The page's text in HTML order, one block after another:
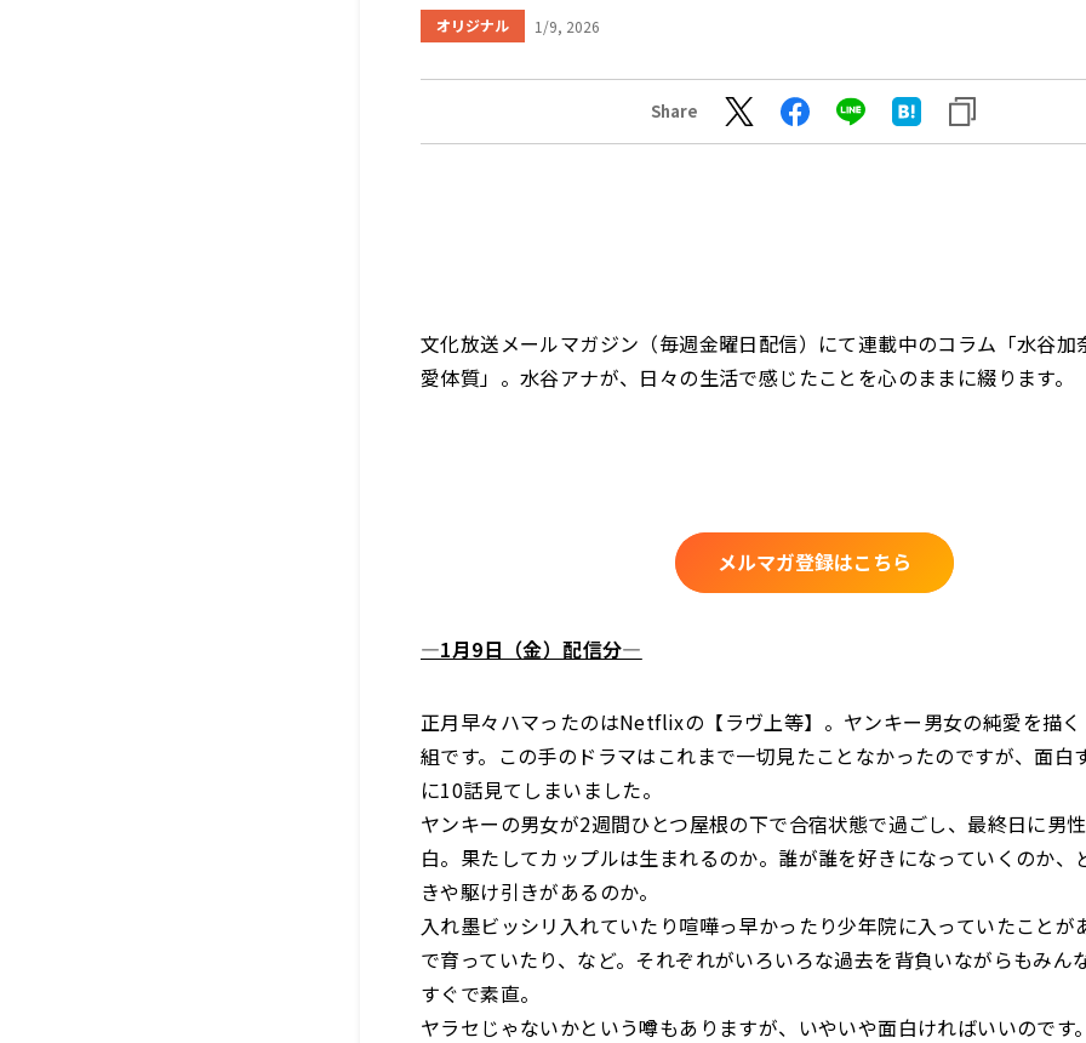
オリジナル 1/9, 2026
Share
文化放送メールマガジン（毎週金曜日配信）にて連載中のコラム「水谷加
愛体質」。水谷アナが、日々の生活で感じたことを心のままに綴ります。
メルマガ登録はこちら
―1月9日（金）配信分―
正月早々ハマったのはNetflixの【ラヴ上等】。ヤンキー男女の純愛を描
組です。この手のドラマはこれまで一切見たことなかったのですが、面白
に10話見てしまいました。
ヤンキーの男女が2週間ひとつ屋根の下で合宿状態で過ごし、最終日に男
白。果たしてカップルは生まれるのか。誰が誰を好きになっていくのか、
きや駆け引きがあるのか。
入れ墨ビッシリ入れていたり喧嘩っ早かったり少年院に入っていたことが
で育っていたり、など。それぞれがいろいろな過去を背負いながらもみん
すぐで素直。
ヤラセじゃないかという噂もありますが、いやいや面白ければいいのです